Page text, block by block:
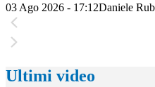
03 Ago 2026 - 17:12Daniele
Ultimi video